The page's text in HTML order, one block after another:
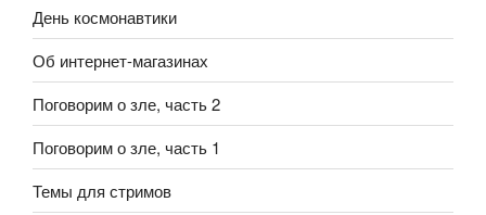
День космонавтики
Об интернет-магазинах
Поговорим о зле, часть 2
Поговорим о зле, часть 1
Темы для стримов